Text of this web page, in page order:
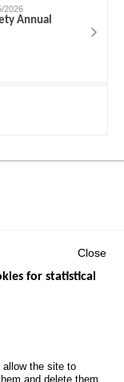
2026
Annual
ACCIDENTS
Close
for statistical
allow the site to
and delete them